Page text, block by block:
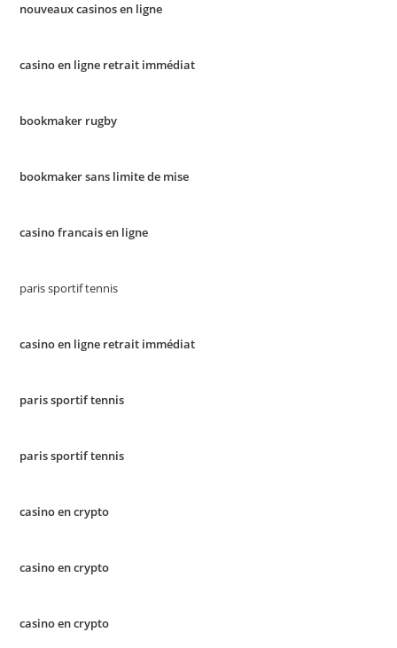
nouveaux casinos en ligne
casino en ligne retrait immédiat
bookmaker rugby
bookmaker sans limite de mise
casino francais en ligne
paris sportif tennis
casino en ligne retrait immédiat
paris sportif tennis
paris sportif tennis
casino en crypto
casino en crypto
casino en crypto